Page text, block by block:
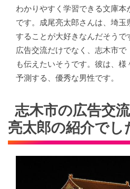
わかりやすく学習できる文庫本
です。成尾亮太郎さんは、埼玉
することが大好きなんだそうで
広告交流だけでなく、志木市で
も伝えたいそうです。彼は、
予測する、優秀な男性です。
志木市の広告交
亮太郎の紹介でし